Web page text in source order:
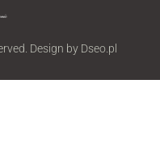
Design by Dseo.pl